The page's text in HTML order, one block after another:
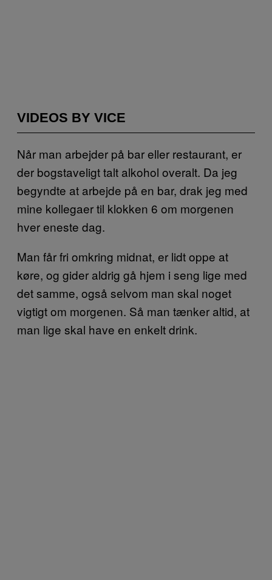
VIDEOS BY VICE
Når man arbejder på bar eller restaurant, er
der bogstaveligt talt alkohol overalt. Da jeg
begyndte at arbejde på en bar, drak jeg med
mine kollegaer til klokken 6 om morgenen
hver eneste dag.
Man får fri omkring midnat, er lidt oppe at
køre, og gider aldrig gå hjem i seng lige med
det samme, også selvom man skal noget
vigtigt om morgenen. Så man tænker altid, at
man lige skal have en enkelt drink.